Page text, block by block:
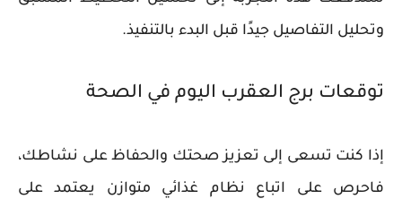
وتحليل التفاصيل جيدًا قبل البدء بالتنفيذ.
توقعات برج العقرب اليوم في الصحة
إذا كنت تسعى إلى تعزيز صحتك والحفاظ على نشاطك،
فاحرص على اتباع نظام غذائي متوازن يعتمد على